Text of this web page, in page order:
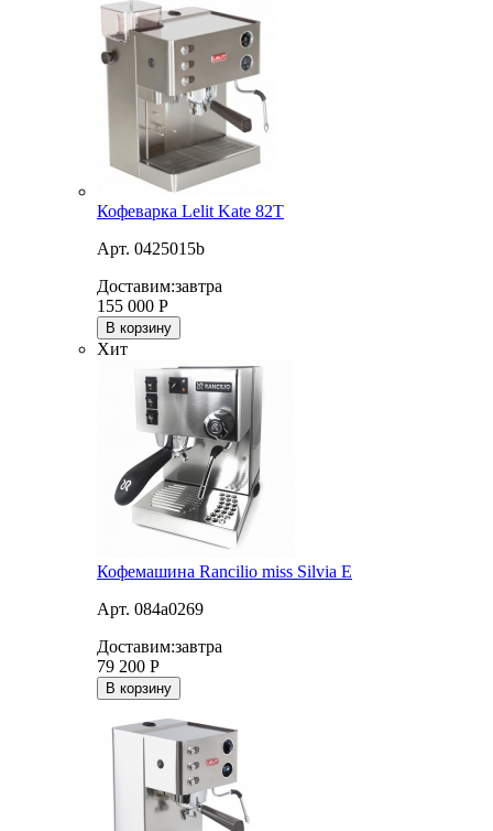
Кофеварка Lelit Kate 82T
Арт. 0425015b
Доставим:завтра
155 000 Р
В корзину
Хит
Кофемашина Rancilio miss Silvia E
Арт. 084a0269
Доставим:завтра
79 200 Р
В корзину